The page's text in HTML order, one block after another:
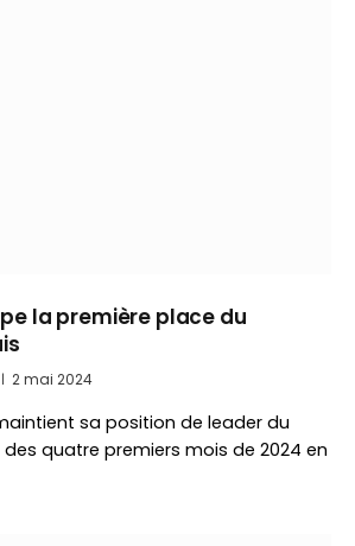
la première place du
2 mai 2024
sa position de leader du
quatre premiers mois de 2024 en